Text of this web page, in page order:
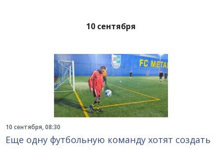
10 сентября
10 сентября, 08:30
Еще одну футбольную команду хотят создать